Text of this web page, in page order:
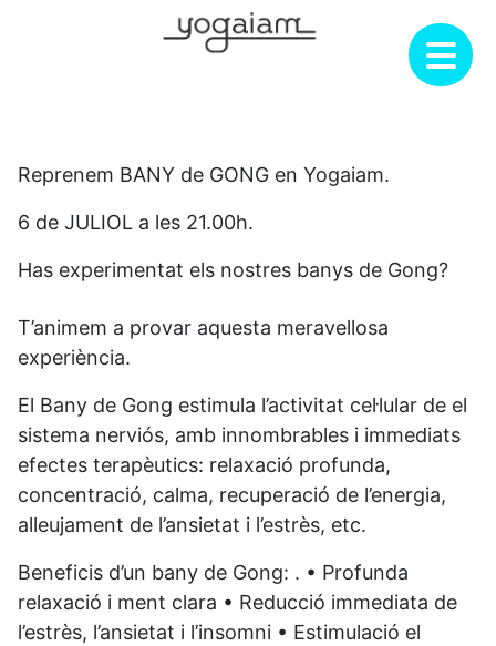
Reprenem BANY de GONG en Yogaiam.
6 de JULIOL a les 21.00h.
Has experimentat els nostres banys de Gong?
T’animem a provar aquesta meravellosa
experiència.
El Bany de Gong estimula l’activitat cel·lular de el
sistema nerviós, amb innombrables i immediats
efectes terapèutics: relaxació profunda,
concentració, calma, recuperació de l’energia,
alleujament de l’ansietat i l’estrès, etc.
Beneficis d’un bany de Gong: . • Profunda
relaxació i ment clara • Reducció immediata de
l’estrès, l’ansietat i l’insomni • Estimulació el